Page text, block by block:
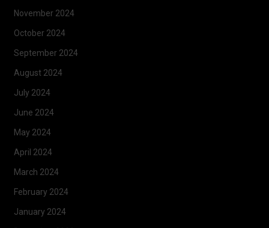
November 2024
October 2024
September 2024
August 2024
July 2024
June 2024
May 2024
April 2024
March 2024
February 2024
January 2024